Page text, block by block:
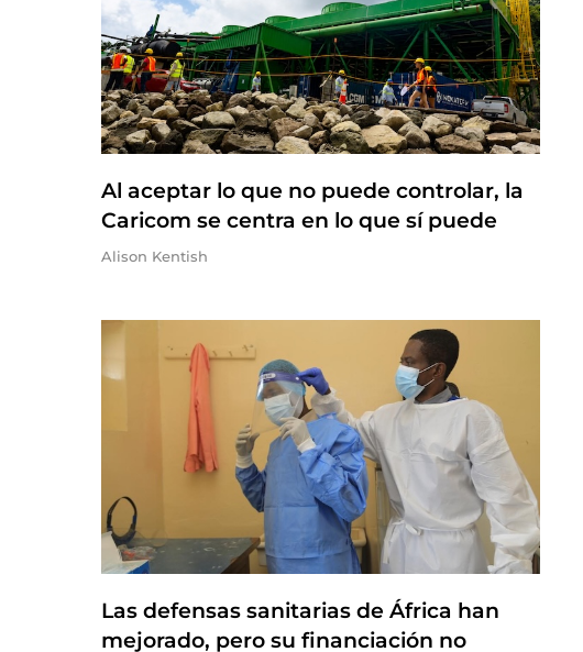
Al aceptar lo que no puede controlar, la
Caricom se centra en lo que sí puede
Alison Kentish
Las defensas sanitarias de África han
mejorado, pero su financiación no